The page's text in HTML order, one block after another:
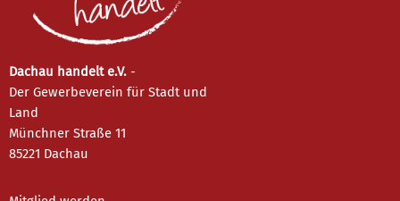
Dachau handelt e.V. -
Der Gewerbeverein für Stadt und
Land
Münchner Straße 11
85221 Dachau